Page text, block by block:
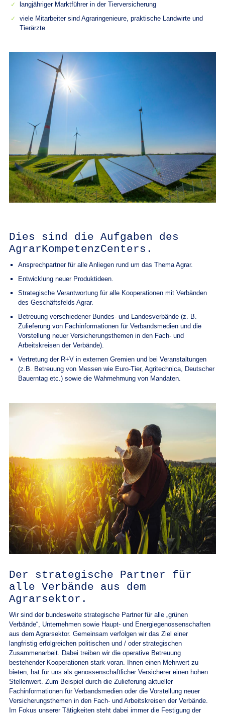
langjähriger Marktführer in der Tierversicherung
viele Mitarbeiter sind Agraringenieure, praktische Landwirte und
Tierärzte
Dies sind die Aufgaben des
AgrarKompetenzCenters.
Ansprechpartner für alle Anliegen rund um das Thema Agrar.
Entwicklung neuer Produktideen.
Strategische Verantwortung für alle Kooperationen mit Verbänden
des Geschäftsfelds Agrar.
Betreuung verschiedener Bundes- und Landesverbände (z. B.
Zulieferung von Fachinformationen für Verbandsmedien und die
Vorstellung neuer Versicherungsthemen in den Fach- und
Arbeitskreisen der Verbände).
Vertretung der R+V in externen Gremien und bei Veranstaltungen
(z.B. Betreuung von Messen wie Euro-Tier, Agritechnica, Deutscher
Bauerntag etc.) sowie die Wahrnehmung von Mandaten.
Der strategische Partner für
alle Verbände aus dem
Agrarsektor.
Wir sind der bundesweite strategische Partner für alle „grünen
Verbände“, Unternehmen sowie Haupt- und Energiegenossenschaften
aus dem Agrarsektor. Gemeinsam verfolgen wir das Ziel einer
langfristig erfolgreichen politischen und / oder strategischen
Zusammenarbeit. Dabei treiben wir die operative Betreuung
bestehender Kooperationen stark voran. Ihnen einen Mehrwert zu
bieten, hat für uns als genossenschaftlicher Versicherer einen hohen
Stellenwert. Zum Beispiel durch die Zulieferung aktueller
Fachinformationen für Verbandsmedien oder die Vorstellung neuer
Versicherungsthemen in den Fach- und Arbeitskreisen der Verbände.
Im Fokus unserer Tätigkeiten steht dabei immer die Festigung der